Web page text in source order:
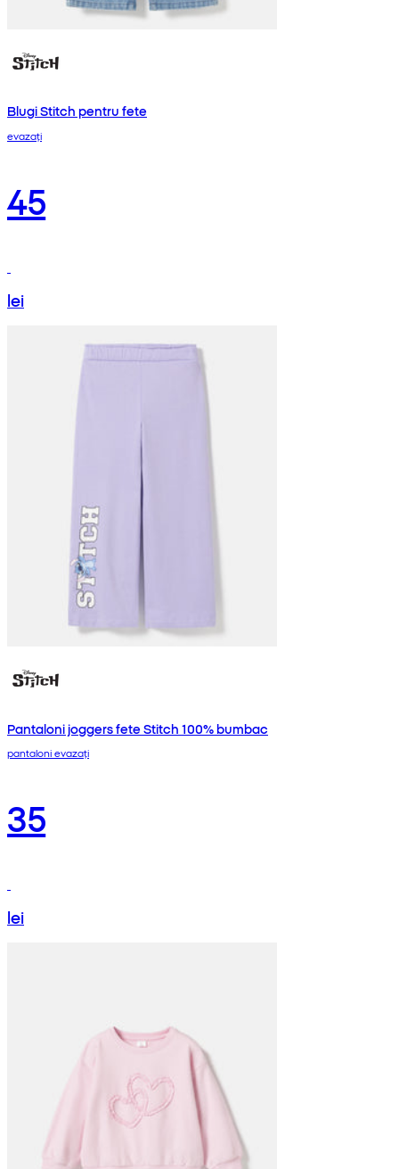
Blugi Stitch pentru fete
evazați
45
lei
Pantaloni joggers fete Stitch 100% bumbac
pantaloni evazați
35
lei